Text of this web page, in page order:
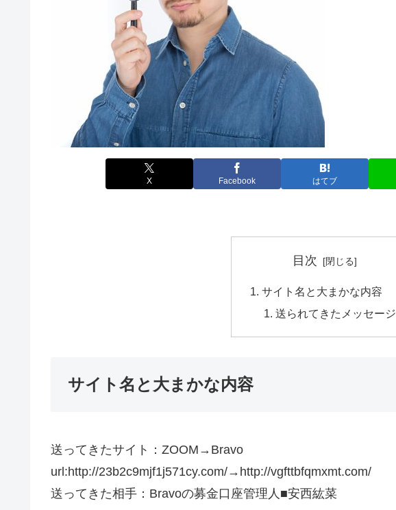
X Facebook はてブ
目次
サイト名と大まかな内容
送られてきたメッセージ
サイト名と大まかな内容
送ってきたサイト：ZOOM→Bravo
url:http://23b2c9mjf1j571cy.com/→http://vgfttbfqmxmt.com/
送ってきた相手：Bravoの募金口座管理人■安西紘菜